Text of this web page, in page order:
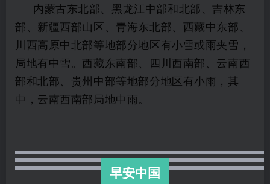
内蒙古东北部、黑龙江中部和北部、吉林东
部、新疆西部山区、青海东北部、西藏中东部、
川西高原中北部等地部分地区有小雪或雨夹雪，
局地有中雪。西藏东南部、四川西南部、云南西
部和北部、贵州中部等地部分地区有小雨，其
中，云南西南部局地中雨。
早安中国